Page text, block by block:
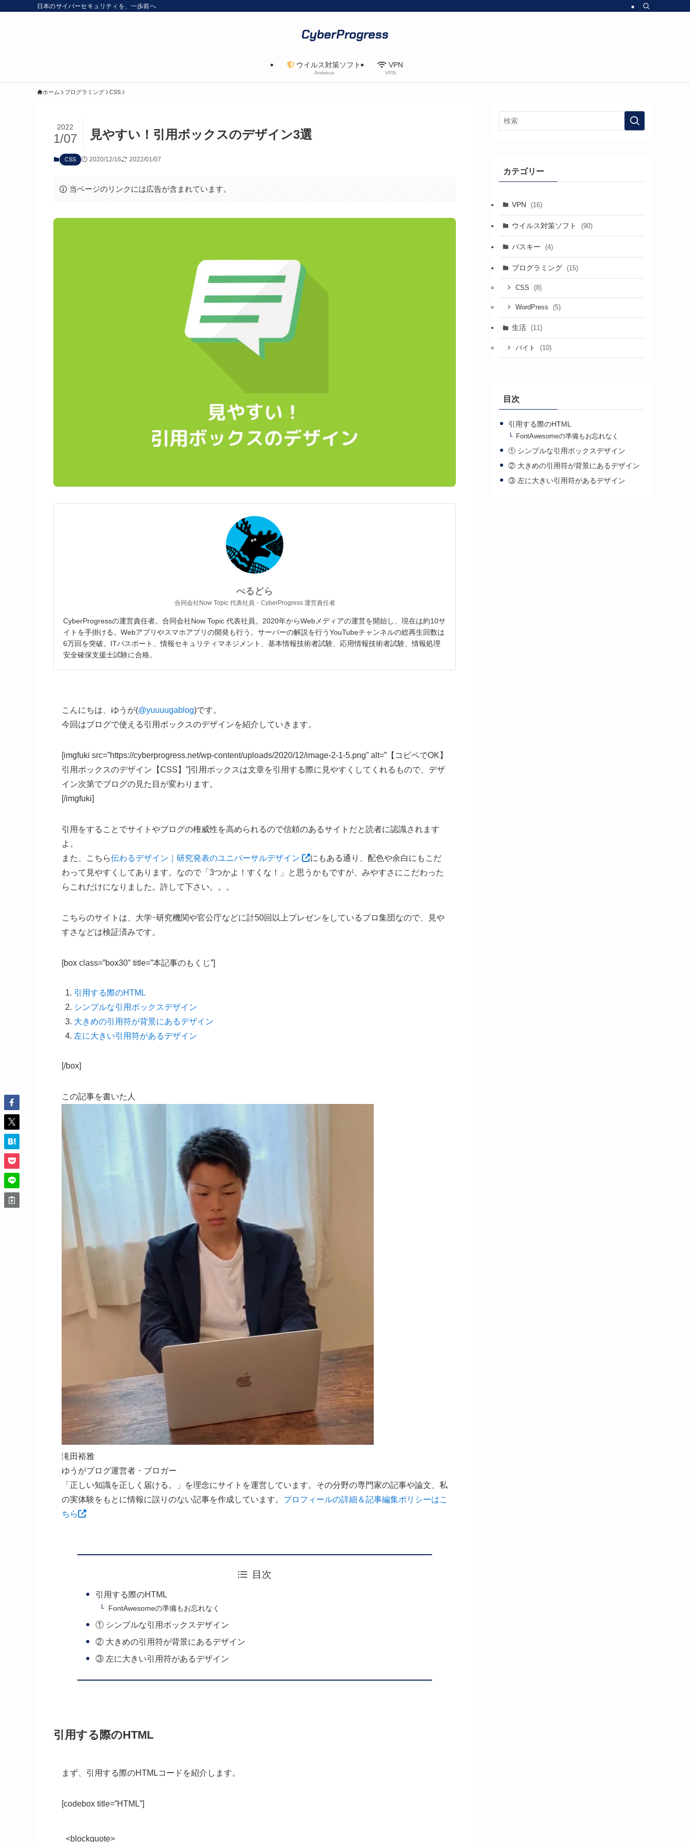
日本のサイバーセキュリティを、一歩前へ
CyberProgress
ウイルス対策ソフト
Antivirus
VPN
VPN
ホーム プログラミング CSS
見やすい！引用ボックスのデザイン3選
2022
1/07
CSS 2020/12/16 2022/01/07
当ページのリンクには広告が含まれています。
べるどら
合同会社Now Topic 代表社員・CyberProgress 運営責任者
CyberProgressの運営責任者。合同会社Now Topic 代表社員。2020年からWebメディアの運営を開始し、現在は約10サ
イトを手掛ける。Webアプリやスマホアプリの開発も行う。サーバーの解説を行うYouTubeチャンネルの総再生回数は
6万回を突破。ITパスポート、情報セキュリティマネジメント、基本情報技術者試験、応用情報技術者試験、情報処理
安全確保支援士試験に合格。
こんにちは、ゆうが(@yuuuugablog)です。
今回はブログで使える引用ボックスのデザインを紹介していきます。
[imgfuki src=”https://cyberprogress.net/wp-content/uploads/2020/12/image-2-1-5.png” alt=”【コピペでOK】
引用ボックスのデザイン【CSS】”]引用ボックスは文章を引用する際に見やすくしてくれるもので、 デザ
イン次第でブログの見た目が変わります。
[/imgfuki]
引用をすることでサイトやブログの権威性を高められるので信頼のあるサイトだと読者に認識されます
よ。
また、こちら伝わるデザイン｜研究発表のユニバーサルデザイン
にもある通り、配色や余白にもこだ
わって見やすくしてあります。なので「3つかよ！すくな！」と思うかもですが、みやすさにこだわった
らこれだけになりました。許して下さい。。。
こちらのサイトは、大学･研究機関や官公庁などに計50回以上プレゼンをしているプロ集団なので、見や
すさなどは検証済みです。
[box class=”box30″ title=”本記事のもくじ”]
引用する際のHTML
シンプルな引用ボックスデザイン
大きめの引用符が背景にあるデザイン
左に大きい引用符があるデザイン
[/box]
この記事を書いた人
滝田裕雅
ゆうがブログ運営者・ブロガー
「正しい知識を正しく届ける。」を理念にサイトを運営しています。その分野の専門家の記事や論文、私
の実体験をもとに情報に誤りのない記事を作成しています。 プロフィールの詳細＆記事編集ポリシーはこ
ちら
目次
引用する際のHTML
FontAwesomeの準備もお忘れなく
① シンプルな引用ボックスデザイン
② 大きめの引用符が背景にあるデザイン
③ 左に大きい引用符があるデザイン
引用する際のHTML
まず、引用する際のHTMLコードを紹介します。
[codebox title=”HTML”]
<blockquote>
カテゴリー
VPN (16)
ウイルス対策ソフト (90)
パスキー (4)
プログラミング (15)
CSS (8)
WordPress (5)
生活 (11)
バイト (10)
目次
引用する際のHTML
FontAwesomeの準備もお忘れなく
① シンプルな引用ボックスデザイン
② 大きめの引用符が背景にあるデザイン
③ 左に大きい引用符があるデザイン